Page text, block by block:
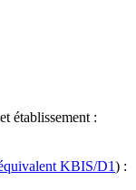
établissement :
KBIS/D1) :